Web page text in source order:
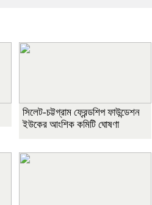
সিলেট-চট্টগ্রাম ফ্রেন্ডশিপ ফাউন্ডেশন
ইউকের আংশিক কমিটি ঘোষণা